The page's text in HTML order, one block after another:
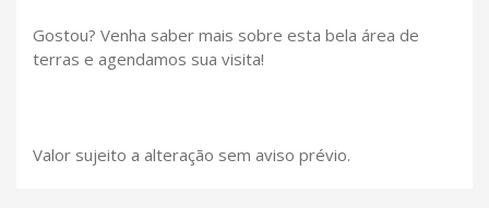
Gostou? Venha saber mais sobre esta bela área de
terras e agendamos sua visita!
Valor sujeito a alteração sem aviso prévio.